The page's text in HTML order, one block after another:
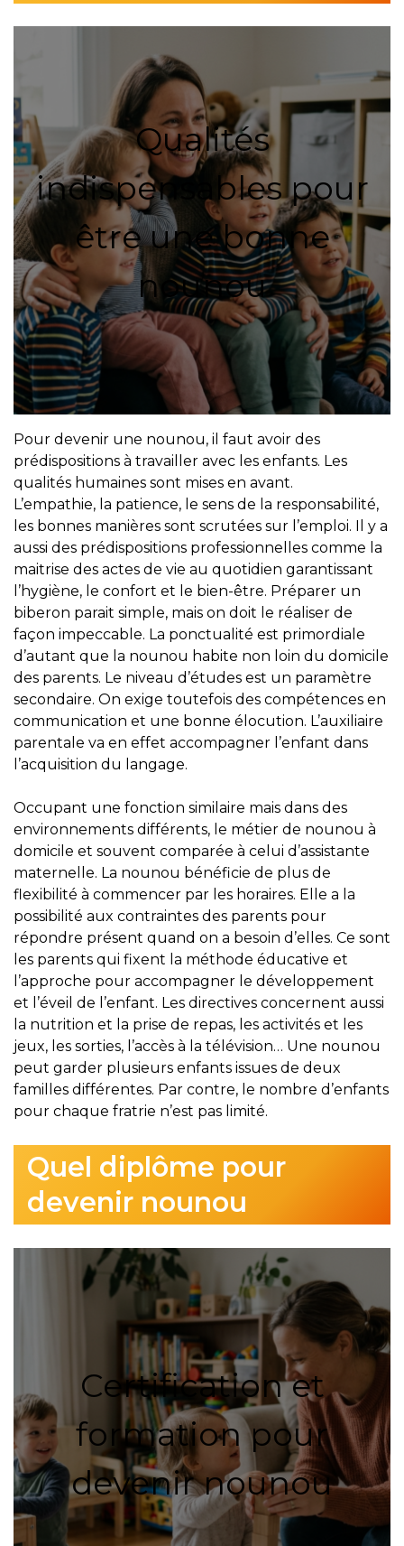
Qualités
indispensables pour
être une bonne
nounou
Pour devenir une nounou, il faut avoir des
prédispositions à travailler avec les enfants. Les
qualités humaines sont mises en avant.
L’empathie, la patience, le sens de la responsabilité,
les bonnes manières sont scrutées sur l’emploi. Il y a
aussi des prédispositions professionnelles comme la
maitrise des actes de vie au quotidien garantissant
l’hygiène, le confort et le bien-être. Préparer un
biberon parait simple, mais on doit le réaliser de
façon impeccable. La ponctualité est primordiale
d’autant que la nounou habite non loin du domicile
des parents. Le niveau d’études est un paramètre
secondaire. On exige toutefois des compétences en
communication et une bonne élocution. L’auxiliaire
parentale va en effet accompagner l’enfant dans
l’acquisition du langage.
Occupant une fonction similaire mais dans des
environnements différents, le métier de nounou à
domicile et souvent comparée à celui d’assistante
maternelle. La nounou bénéficie de plus de
flexibilité à commencer par les horaires. Elle a la
possibilité aux contraintes des parents pour
répondre présent quand on a besoin d’elles. Ce sont
les parents qui fixent la méthode éducative et
l’approche pour accompagner le développement
et l’éveil de l’enfant. Les directives concernent aussi
la nutrition et la prise de repas, les activités et les
jeux, les sorties, l’accès à la télévision… Une nounou
peut garder plusieurs enfants issues de deux
familles différentes. Par contre, le nombre d’enfants
pour chaque fratrie n’est pas limité.
Quel diplôme pour
devenir nounou
Certification et
formation pour
devenir nounou